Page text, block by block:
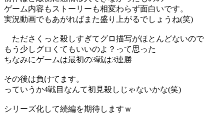
ゲーム内容もストーリーも相変わらず面白いです。
実況動画でもあがればまた盛り上がるでしょうね(笑)
たださくっと殺しすぎてグロ描写がほとんどないので
もう少しグロくてもいいのよ？って思った
ちなみにゲームは最初の3戦は3連勝
その後は負けてます。
っていうか4戦目なんて初見殺しじゃないかな(笑)
シリーズ化して続編を期待しますｗ